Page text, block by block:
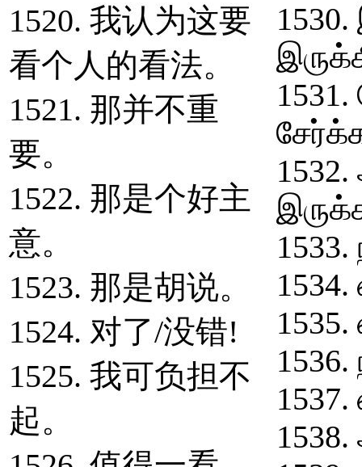
1520. 我认为这要
看个人的看法。
1521. 那并不重
要。
1522. 那是个好主
意。
1523. 那是胡说。
1524. 对了/没错!
1525. 我可负担不
起。
1538.